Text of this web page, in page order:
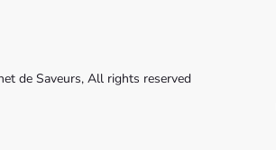
de Saveurs, All rights reserved